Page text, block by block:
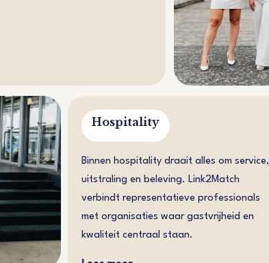
Hospitality
Binnen hospitality draait alles om service,
uitstraling en beleving. Link2Match
verbindt representatieve professionals
met organisaties waar gastvrijheid en
kwaliteit centraal staan.